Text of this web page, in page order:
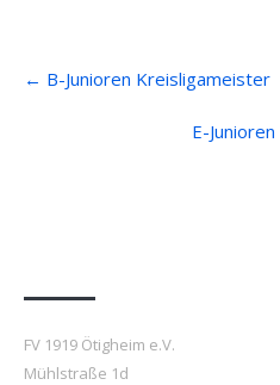
navigation
← B-Junioren Kreisligameister
E-
FV 1919 Ötigheim e.V.
Mühlstraße 1d